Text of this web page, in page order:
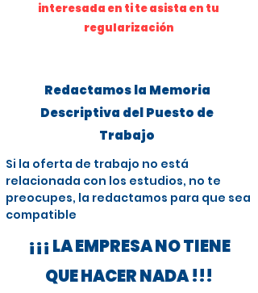
interesada en ti te asista en tu
regularización
Redactamos la Memoria
Descriptiva del Puesto de
Trabajo
Si la oferta de trabajo no está
relacionada con los estudios, no te
preocupes, la redactamos para que sea
compatible
¡¡¡ LA EMPRESA NO TIENE
QUE HACER NADA !!!